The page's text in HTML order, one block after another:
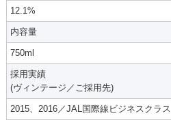
12.1%
内容量
750ml
採用実績
(ヴィンテージ／ご採用先)
2015、2016／JAL国際線ビジネスクラス